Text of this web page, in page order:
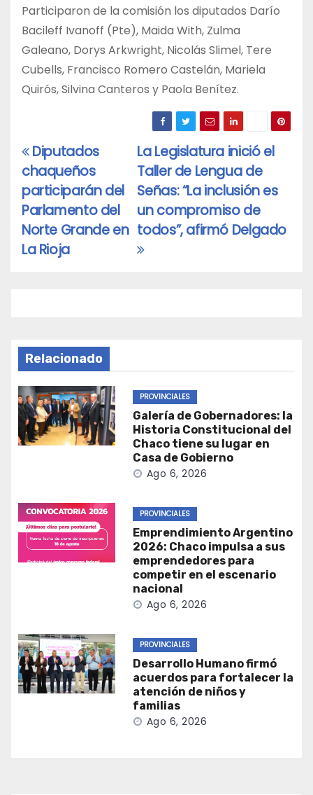
Participaron de la comisión los diputados Darío
Bacileff Ivanoff (Pte), Maida With, Zulma
Galeano, Dorys Arkwright, Nicolás Slimel, Tere
Cubells, Francisco Romero Castelán, Mariela
Quirós, Silvina Canteros y Paola Benítez.
Navegación
de
entradas
La Legislatura inició el
Taller de Lengua de
Señas: “La inclusión es
un compromiso de
todos”, afirmó Delgado
Diputados
chaqueños
participarán del
Parlamento del
Norte Grande en
La Rioja
Relacionado
PROVINCIALES
Galería de Gobernadores: la
Historia Constitucional del
Chaco tiene su lugar en
Casa de Gobierno
Ago 6, 2026
PROVINCIALES
Emprendimiento Argentino
2026: Chaco impulsa a sus
emprendedores para
competir en el escenario
nacional
Ago 6, 2026
PROVINCIALES
Desarrollo Humano firmó
acuerdos para fortalecer la
atención de niños y
familias
Ago 6, 2026